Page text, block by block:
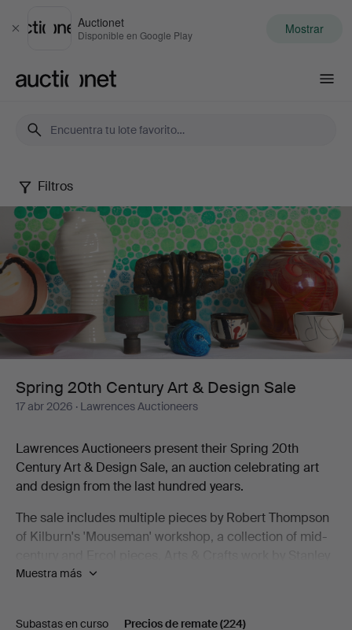
Cerrar
Auctionet
Disponible en Google Play Mostrar
Spring
20th
Century
Art
&
Design
Filtros
Spring 20th Century Art & Design Sale
17 abr 2026 · Lawrences Auctioneers
Lawrences Auctioneers present their Spring 20th
Century Art & Design Sale, an auction celebrating art
and design from the last hundred years.
The sale includes multiple pieces by Robert Thompson
of Kilburn's 'Mouseman' workshop, a collection of mid-
Webb Davies and Art Deco design. As well as furniture
Muestra más
Subastas en curso Precios de remate(224)